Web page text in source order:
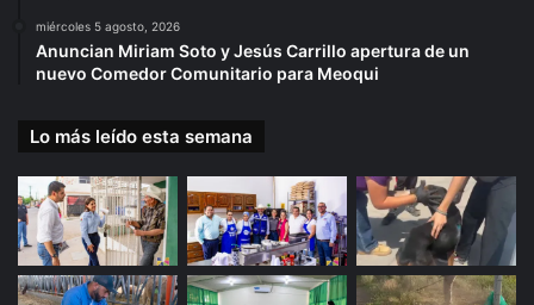
miércoles 5 agosto, 2026
Anuncian Miriam Soto y Jesús Carrillo apertura de un
nuevo Comedor Comunitario para Meoqui
Lo más leído esta semana